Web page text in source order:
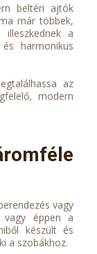
beltéri ajtók
már többek,
illeszkednek a
harmonikus
az
modern
vagy
vagy éppen a
készült és
a szobákhoz.